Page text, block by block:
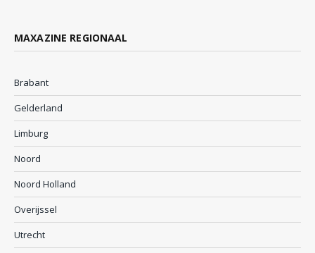
MAXAZINE REGIONAAL
Brabant
Gelderland
Limburg
Noord
Noord Holland
Overijssel
Utrecht